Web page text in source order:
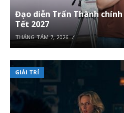
Đạo diễn Trấn Thành
Tết 2027
THÁNG TÁM 7, 2026
GIẢI TRÍ